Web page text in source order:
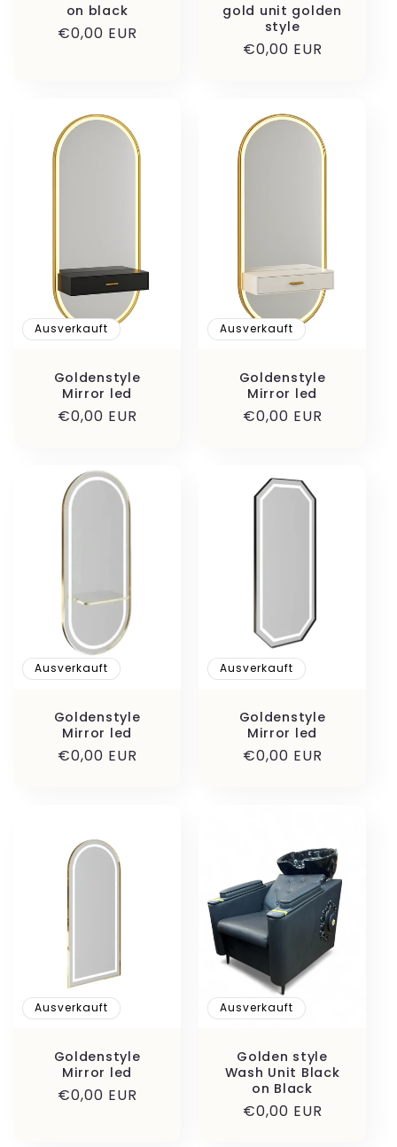
on black
Normaler
€0,00 EUR
gold unit golden
style
Normaler
€0,00 EUR
Ausverkauft
Goldenstyle
Mirror led
Normaler
€0,00 EUR
Ausverkauft
Goldenstyle
Mirror led
Normaler
€0,00 EUR
Ausverkauft
Goldenstyle
Mirror led
Normaler
€0,00 EUR
Ausverkauft
Goldenstyle
Mirror led
Normaler
€0,00 EUR
Ausverkauft
Goldenstyle
Mirror led
Normaler
€0,00 EUR
Ausverkauft
Golden style
Wash Unit Black
on Black
Normaler
€0,00 EUR